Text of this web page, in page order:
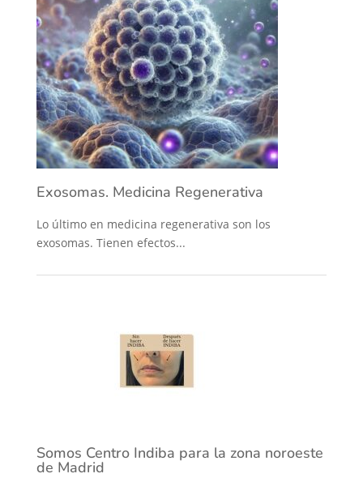
Exosomas. Medicina Regenerativa
Lo último en medicina regenerativa son los
exosomas. Tienen efectos...
Somos Centro Indiba para la zona noroeste
de Madrid